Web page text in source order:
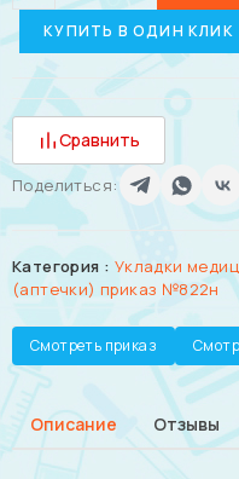
КУПИТЬ В ОДИН КЛИК
Сравнить
Поделиться:
Категория : Укладки
(аптечки) приказ №822н
Смотреть приказ
Описание Отзывы